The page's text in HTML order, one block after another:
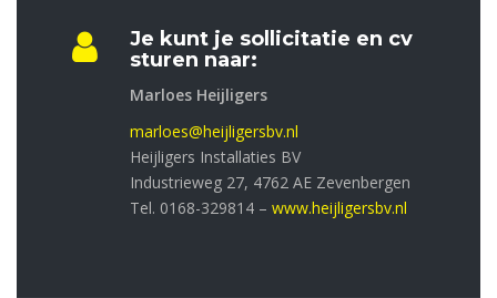
Je kunt je sollicitatie en cv
sturen naar:
Marloes Heijligers
marloes@heijligersbv.nl
Heijligers Installaties BV
Industrieweg 27, 4762 AE Zevenbergen
Tel. 0168-329814 – www.heijligersbv.nl